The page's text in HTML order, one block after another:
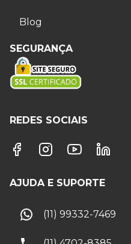
Blog
SEGURANÇA
REDES SOCIAIS
AJUDA E SUPORTE
(11) 99332-7469